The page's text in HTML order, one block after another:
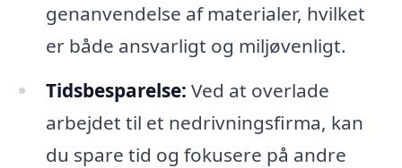
genanvendelse af materialer, hvilket
er både ansvarligt og miljøvenligt.
Tidsbesparelse: Ved at overlade
arbejdet til et nedrivningsfirma, kan
du spare tid og fokusere på andre